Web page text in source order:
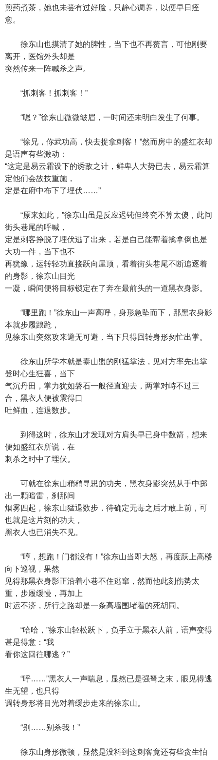
煎药煮茶，她也未尝有过好脸，只静心调养，以便早日痊
愈。
徐东山也摸清了她的脾性，当下也不再赘言，可他刚要
离开，医馆外头却是
突然传来一阵喊杀之声。
“抓刺客！抓刺客！”
“嗯？”徐东山微微皱眉，一时间还未明白发生了何事。
“徐兄，你武功高，快去捉拿刺客！”然而房中的盛红衣却
是语声有些激动：
“这定是易云霜设下的诱敌之计，鲜卑人大势已去，易云霜算
定他们会故技重施，
定是在府中布下了埋伏……”
“原来如此，”徐东山虽是反应迟钝但终究不算太傻，此间
街头巷尾的呼喊，
定是刺客挣脱了埋伏逃了出来，若是自己能帮着擒拿倒也是
大功一件，当下也不
再犹豫，运转轻功直接跃向屋顶，看着街头巷尾不断追逐着
的身影，徐东山目光
一凝，瞬间便将目标锁定在了奔在最前头的一道黑衣身影。
“哪里跑！”徐东山一声高呼，身形急坠而下，那黑衣身影
本就步履踉跄，
见徐东山突然攻来避无可避，当下只得回转身形匆忙出掌。
徐东山所学本就是泰山盟的刚猛掌法，见对方率先出掌
登时心生狂喜，当下
气沉丹田，掌力犹如磐石一般径直迎去，两掌对峙不过三
合，黑衣人便被震得口
吐鲜血，连退数步。
到得这时，徐东山才发现对方肩头早已身中数箭，想来
便如盛红衣所说，在
刺杀之时中了埋伏。
可就在徐东山稍稍寻思的功夫，黑衣身影突然从手中掷
出一颗暗雷，刹那间
烟雾四起，徐东山猛退数步，待确定无毒之后才敢上前，可
也就是这片刻的功夫，
黑衣人也已消失不见。
“哼，想跑！门都没有！”徐东山当即大怒，再度跃上高楼
向下巡视，果然
见得那黑衣身影正沿着小巷不住逃窜，然而他此刻伤势太
重，步履缓慢，再加上
时运不济，所行之路却是一条高墙围堵着的死胡同。
“哈哈，”徐东山轻松跃下，负手立于黑衣人前，语声变得
甚是得意：“我
看你这回往哪逃？”
“呼……”黑衣人一声喘息，显然已是强弩之末，眼见得逃
生无望，也只得
调转身形将目光对着缓步走来的徐东山。
“别……别杀我！”
徐东山身形微顿，显然是没料到这刺客竟还有些贪生怕